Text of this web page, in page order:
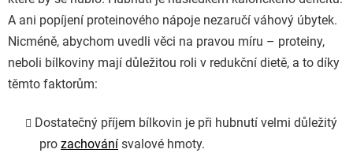
A ani popíjení proteinového nápoje nezaručí váhový úbytek.
Nicméně, abychom uvedli věci na pravou míru – proteiny,
neboli bílkoviny mají důležitou roli v redukční dietě, a to díky
těmto faktorům:
Dostatečný příjem bílkovin je při hubnutí velmi důležitý
pro zachování svalové hmoty.